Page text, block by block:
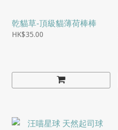
乾貓草-頂級貓薄荷棒棒
HK$35.00